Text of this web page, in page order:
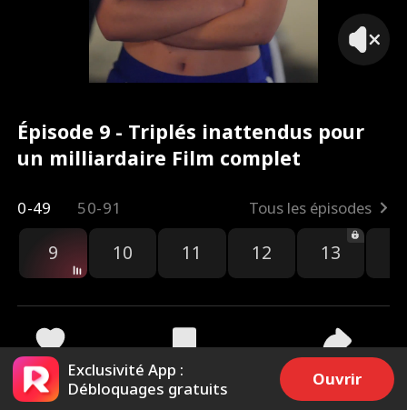
Épisode 9 - Triplés inattendus pour
un milliardaire Film complet
0-49 50-91 Tous les épisodes
9 10 11 12 13
4.1k 144.5k Partager
Exclusivité App :
Débloquages gratuits
Ouvrir